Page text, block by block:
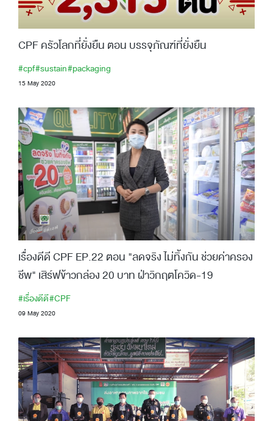
CPF ครัวโลกที่ยั่งยืน ตอน บรรจุภัณฑ์ที่ยั่งยืน
#cpf#sustain#packaging
15 May 2020
เรื่องดีดี CPF EP.22 ตอน "ลดจริง ไม่ทิ้งกัน ช่วยค่าครอง
ชีพ" เสิร์ฟข้าวกล่อง 20 บาท ฝ่าวิกฤตโควิด-19
#เรื่องดีดี#CPF
09 May 2020